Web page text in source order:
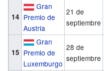
14
Gran
Premio de
Austria
21 de
septiembre
15
Gran
Premio de
Luxemburgo
28 de
septiembre